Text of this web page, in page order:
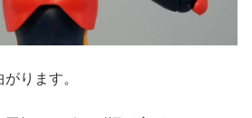
ります。